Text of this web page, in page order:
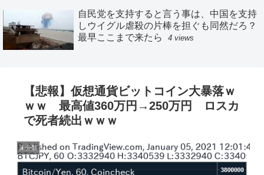
自民党を支持すると言う事は、中国を支持
しウイグル虐殺の片棒を担ぐも同然だろ？
最早ここまで来たら
4 views
【悲報】仮想通貨ビットコイン大暴落ｗ
ｗｗ 最高値360万円→250万円 ロスカ
で死者続出ｗｗｗ
未分類